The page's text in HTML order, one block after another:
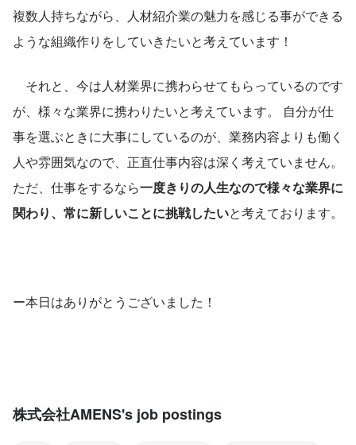
複数人持ちながら、人材紹介業の魅力を感じる事ができる
ような組織作りをしていきたいと考えています！
それと、今は人材業界に携わらせてもらっているのです
が、様々な業界に携わりたいと考えています。 自分が仕
事を選ぶときに大事にしているのが、業務内容よりも働く
人や雰囲気なので、正直仕事内容は深く考えていません。
ただ、仕事をするなら一度きりの人生なので様々な業界に
関わり、常に新しいことに挑戦したいと考えております。
ー本日はありがとうございました！
株式会社AMENS's job postings